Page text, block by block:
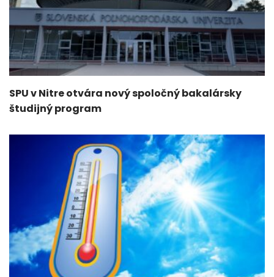
SPU v Nitre otvára nový spoločný bakalársky
študijný program